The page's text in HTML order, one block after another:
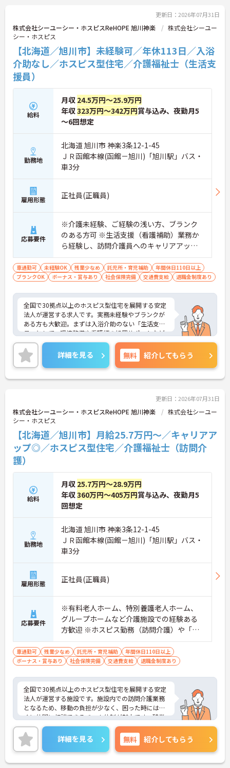
時間連携の訪問診療医もいるため、医療依存度の高
い方へのケアもチームで安心して取り組める環境で
す。
★おすすめPOINT★
【無理なくステップアップできる業務内容】
・実務未経験からでも挑戦可能です
・入浴介助なし、まずは生活支援や看護師のサポー
トからスタートできます
・資格取得支援制度を活用し、将来的に訪問介護員
を目指せる環境です
【手厚い待遇と働きやすさの両立】
・残業は全社平均残業月5時間程度と少なくプライ
ベートの時間を確保できます
・3日以上の連続休暇取得で支援金が支給される独
自の制度があります
・夏季・冬季の特別休暇があり年間休日は113日し
っかりと休めます
【安心の教育・チームサポート体制】
・手厚い人員配置で困った時もすぐに相談可能です
・2日間のオンライン研修と個人のペースに合わせ
更新日：2026年07月31日
株式会社シーユーシー・ホスピスReHOPE 旭川神楽
株式会社シーユー
シー・ホスピス
【北海道／旭川市】未経験可／年休113日／入浴
介助なし／ホスピス型住宅／介護福祉士（生活支
援員）
給料
月収 24.5万円～25.9万円
年収323万円～342万円賞与込み、夜勤月5
～6回想定
勤務地
北海道 旭川市 神楽3条12-1-45
ＪＲ函館本線(函館－旭川)「旭川駅」バス・
車3分
雇用形態 正社員(正職員)
応募要件
※介護未経験、ご経験の浅い方、ブランク
のある方可 ※生活支援（看護補助）業務か
ら経験し、訪問介護員へのキャリアアップ
を目指せます
車通勤可 未経験OK 残業少なめ 託児所・育児補助
年間休日110日以上
ブランクOK
ボーナス・賞与あり 社会保険完備 交通費支給 退職金制度あり
全国で30拠点以上のホスピス型住宅を展開する安定
法人が運営する求人です。実務未経験やブランクが
ある方も大歓迎。まずは入浴介助のない「生活支援
員」として、環境整備や看護師の処置サポートなど
の業務からスタートし、無理なくホスピスケアの経
験を積むことができ、ゆくゆくは訪問介護員へステ
ップアップすることも可能です。残業は全社平均残
業月5時間程度と少なく、連続休暇の取得で支援金
が支給される独自の制度や、自由診療の割引が受け
で、24時間連携の訪問診療医もいるため、医療依存
度の高い方へのケアもチームで安心して取り組める
環境です。
★おすすめPOINT★
【無理なくステップアップできる業務内容】
・実務未経験からでも挑戦可能です
・入浴介助なし、まずは生活支援や看護師のサポー
トからスタートできます
・資格取得支援制度を活用し、将来的に訪問介護員
を目指せる環境です
【手厚い待遇と働きやすさの両立】
・介護福祉士手当25,000円あり
・残業は全社平均残業月5時間程度と少なくプライ
ベートの時間を確保できます
・3日以上の連続休暇取得で支援金が支給される独
自の制度があります
・夏季・冬季の特別休暇があり年間休日は113日し
っかりと休めます
【安心の教育・チームサポート体制】
・手厚い人員配置で困った時もすぐに相談可能です
詳細を見る 無料 紹介してもらう
更新日：2026年07月31日
株式会社シーユーシー・ホスピスReHOPE 旭川神楽
株式会社シーユー
シー・ホスピス
【北海道／旭川市】月給25.7万円～／キャリアア
ップ◎／ホスピス型住宅／介護福祉士（訪問介
護）
給料
月収 25.7万円～28.9万円
年収360万円～405万円賞与込み、夜勤月5
回想定
勤務地
北海道 旭川市 神楽3条12-1-45
ＪＲ函館本線(函館－旭川)「旭川駅」バス・
車3分
雇用形態 正社員(正職員)
応募要件
※有料老人ホーム、特別養護老人ホーム、
グループホームなど介護施設での経験ある
方歓迎 ※ホスピス勤務（訪問介護）や「看
取り」が初めての方も可
車通勤可 残業少なめ 託児所・育児補助
年間休日110日以上
ボーナス・賞与あり
社会保険完備 交通費支給 退職金制度あり
全国で30拠点以上のホスピス型住宅を展開する安定
法人が運営する施設です。施設内での訪問介護業務
となるため、移動の負担が少なく、困った時にはす
ぐに仲間に相談できるチーム体制が魅力です。残業
は全社平均残業月5時間程度と少なく、3日以上の連
続休暇で支援金が支給される独自の制度や、美容皮
膚科などの割引が受けられる福利厚生も充実してい
ます。ホスピスケアが初めてでも、充実した入社時
研修と資格取得支援制度を活用し、専門性を高めな
詳細を見る 無料 紹介してもらう